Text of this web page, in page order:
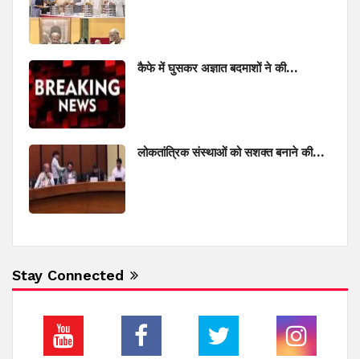
कैफे में घुसकर अज्ञात बदमाशों ने की…
लोकतांत्रिक संस्थाओं को सशक्त बनाने की…
Stay Connected